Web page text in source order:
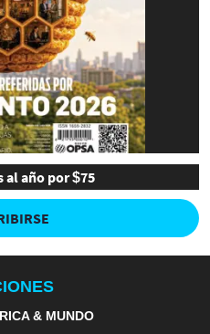
al año por $75
& MUNDO